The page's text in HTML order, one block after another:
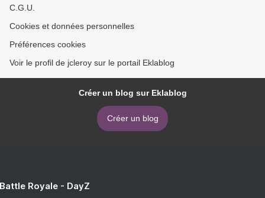
C.G.U.
Cookies et données personnelles
Préférences cookies
Voir le profil de jcleroy sur le portail Eklablog
Créer un blog sur Eklablog
Créer un blog
Royale - DayZ